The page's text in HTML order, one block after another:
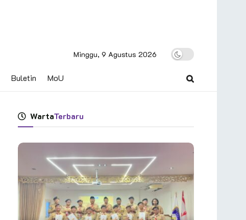
Minggu, 9 Agustus 2026
Buletin MoU
WartaTerbaru